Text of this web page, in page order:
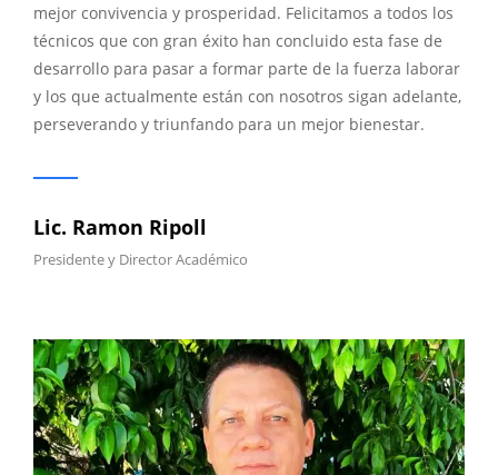
mejor convivencia y prosperidad. Felicitamos a todos los
técnicos que con gran éxito han concluido esta fase de
desarrollo para pasar a formar parte de la fuerza laborar
y los que actualmente están con nosotros sigan adelante,
perseverando y triunfando para un mejor bienestar.
Lic. Ramon Ripoll
Presidente y Director Académico